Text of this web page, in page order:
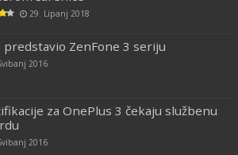
29. Lipanj 2018
predstavio ZenFone 3 seriju
2016
za OnePlus 3 čekaju službenu
2016